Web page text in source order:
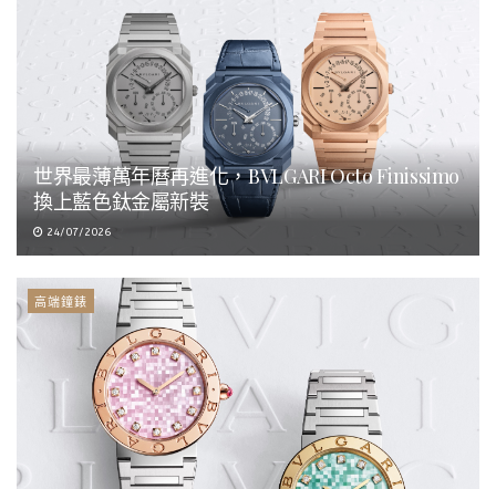
世界最薄萬年曆再進化，BVLGARI Octo Finissimo
換上藍色鈦金屬新裝
24/07/2026
高端鐘錶